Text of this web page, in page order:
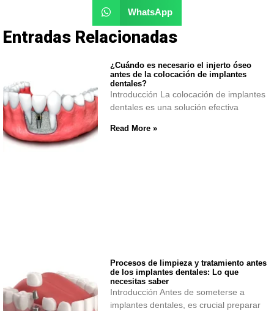
WhatsApp
Entradas Relacionadas
¿Cuándo es necesario el injerto óseo
antes de la colocación de implantes
dentales?
Introducción La colocación de implantes
dentales es una solución efectiva
Read More »
Procesos de limpieza y tratamiento antes
de los implantes dentales: Lo que
necesitas saber
Introducción Antes de someterse a
implantes dentales, es crucial preparar